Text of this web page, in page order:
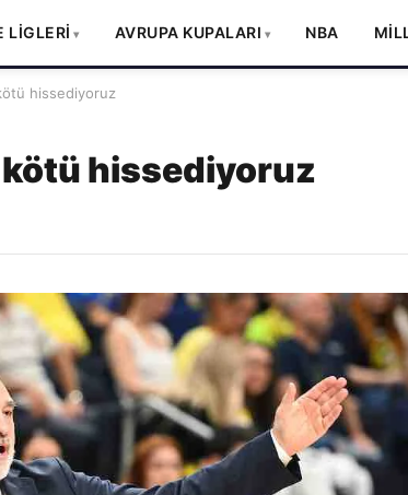
LİGLERİ AVRUPA KUPALARI NBA
hissediyoruz
kötü hissediyoruz